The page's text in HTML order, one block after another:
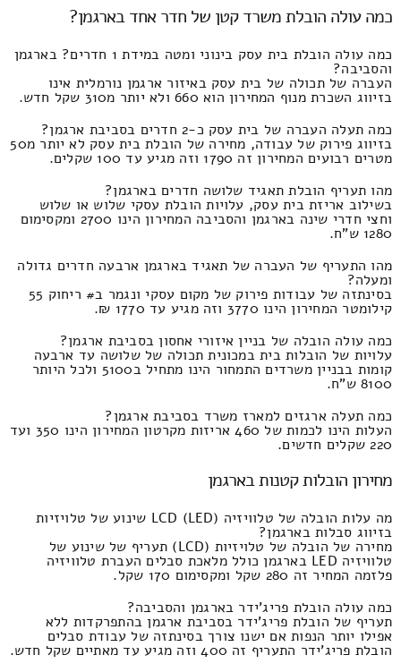
כמה עולה הובלת משרד קטן של חדר אחד בארגמן?
כמה עולה הובלת בית עסק בינוני ומטה במידת 1 חדרים? בארגמן
והסביבה?
העברה של תכולה של בית עסק באיזור ארגמן נורמלית אינו
בזיווג השכרת מנוף המחירון הוא 660 ולא יותר מ310 שקל חדש.
כמה תעלה העברה של בית עסק כ-2 חדרים בסביבת ארגמן?
בזיווג פירוק של עבודה, מחירה של הובלת בית עסק לא יותר מ50
מטרים רבועים המחירון זה 1790 וזה מגיע עד 100 שקלים.
מהו תעריף הובלת תאגיד שלושה חדרים בארגמן?
בשילוב אריזת בית עסק, עלויות הובלת עסקי שלוש או שלוש
וחצי חדרי שינה בארגמן והסביבה המחירון הינו 2700 ומקסימום
1280 ש"ח.
מהו התעריף של העברה של תאגיד בארגמן ארבעה חדרים גדולה
ומעלה?
בסינתזה של עבודות פירוק של מקום עסקי ונגמר ב# ריחוק 55
קילומטר המחירון הינו 3770 וזה מגיע עד 1770 ₪.
כמה עולה הובלה של בניין איזורי אחסון בסביבת ארגמן?
עלויות של הובלות בית במכונית תכולה של שלושה עד ארבעה
קומות בבניין משרדים התמחור הינו מתחיל ב5100 ולכל היותר
8100 ש"ח.
כמה תעלה ארגזים למארז משרד בסביבת ארגמן?
העלות הינו לכמות של 460 אריזות מקרטון המחירון הינו 350 ועד
220 שקלים חדשים.
מחירון הובלות קטנות בארגמן
מה עלות הובלה של טלוויזיה LCD (LED) שינוע של טלויזיות
בזיווג סבלות בארגמן?
מחירה של הובלה של טלויזיות (LCD) תעריף של שינוע של
טלוויזיה LED בארגמן כולל מלאכת סבלים העברת טלוויזיה
פלזמה המחיר זה 280 שקל ומקסימום 170 שקל.
כמה עולה הובלת פריג'ידר בארגמן והסביבה?
תעריף של הובלת פריג'ידר בסביבת ארגמן בהתפרקדות ללא
אפילו יותר הנפות אם ישנו צורך בסינתזה של עבודת סבלים
הובלת פריג'ידר התעריף זה 400 וזה מגיע עד מאתיים שקל חדש.